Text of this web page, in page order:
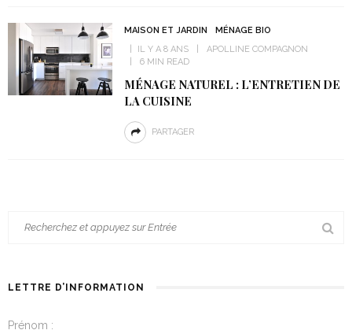
MAISON ET JARDIN
MÉNAGE BIO
IL Y A 8 ANS
APOLLINE COMPAGNON
6 MIN READ
MÉNAGE NATUREL : L’ENTRETIEN DE
LA CUISINE
PARTAGER
LETTRE D’INFORMATION
Prénom :